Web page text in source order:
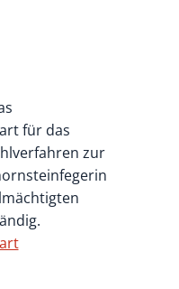
für das
zur